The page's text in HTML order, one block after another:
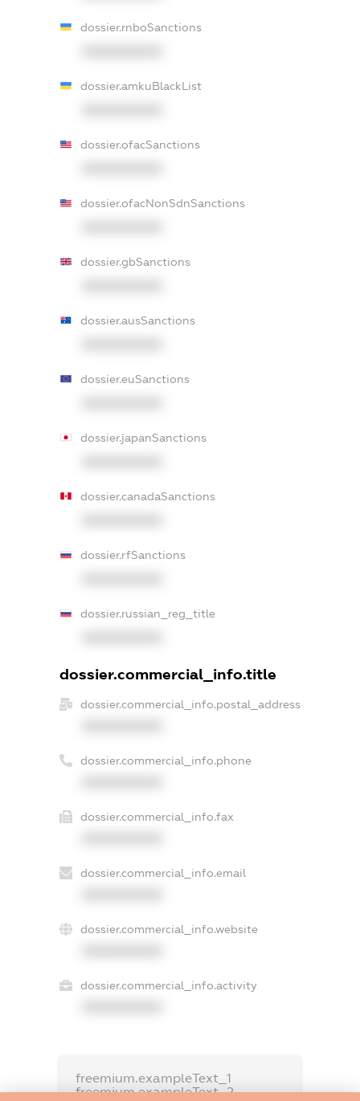
dossier.rnboSanctions
dossier.amkuBlackList
dossier.ofacSanctions
dossier.ofacNonSdnSanctions
dossier.gbSanctions
dossier.ausSanctions
dossier.euSanctions
dossier.japanSanctions
dossier.canadaSanctions
dossier.rfSanctions
dossier.russian_reg_title
dossier.commercial_info.title
dossier.commercial_info.postal_address
dossier.commercial_info.phone
dossier.commercial_info.fax
dossier.commercial_info.email
dossier.commercial_info.website
dossier.commercial_info.activity
freemium.exampleText_1
freemium.exampleText_2